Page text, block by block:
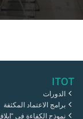
ITOT
الدورات
برامج الاعتماد المكثفة
نموذج الكفاءة في